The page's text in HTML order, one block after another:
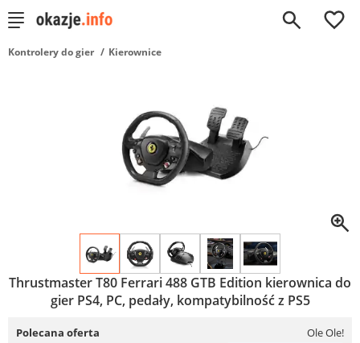
0
Kontrolery do gier Kierownice
Thrustmaster T80 Ferrari 488 GTB Edition kierownica do
gier PS4, PC, pedały, kompatybilność z PS5
Polecana oferta Ole Ole!